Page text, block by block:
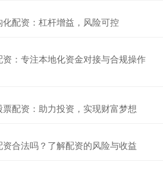
配资：杠杆增益，风险可控
：专注本地化资金对接与合规操作
配资：助力投资，实现财富梦想
合法吗？了解配资的风险与收益